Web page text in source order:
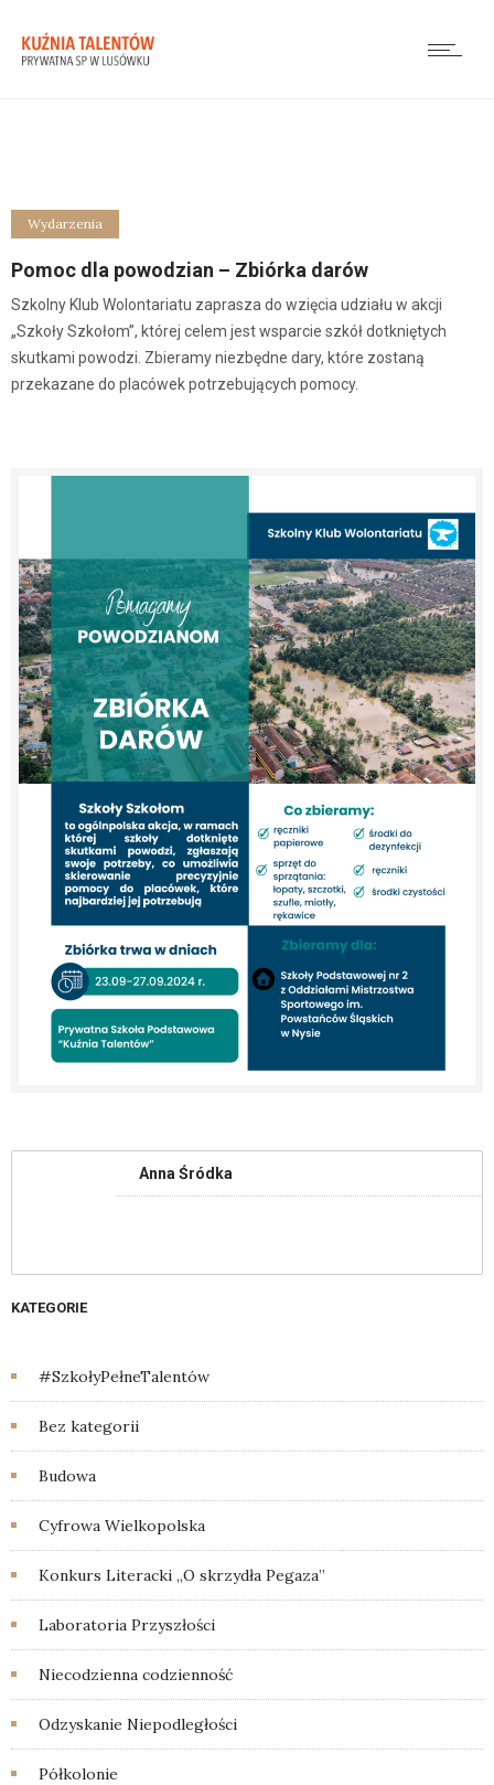
Wydarzenia
Pomoc dla powodzian – Zbiórka darów
Szkolny Klub Wolontariatu zaprasza do wzięcia udziału w akcji
„Szkoły Szkołom”, której celem jest wsparcie szkół dotkniętych
skutkami powodzi. Zbieramy niezbędne dary, które zostaną
przekazane do placówek potrzebujących pomocy.
Anna Śródka
KATEGORIE
#SzkołyPełneTalentów
Bez kategorii
Budowa
Cyfrowa Wielkopolska
Konkurs Literacki „O skrzydła Pegaza”
Laboratoria Przyszłości
Niecodzienna codzienność
Odzyskanie Niepodległości
Półkolonie